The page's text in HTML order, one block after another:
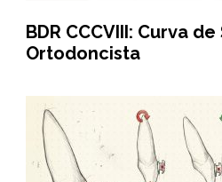
BDR CCCVIII: Curva
Ortodoncista